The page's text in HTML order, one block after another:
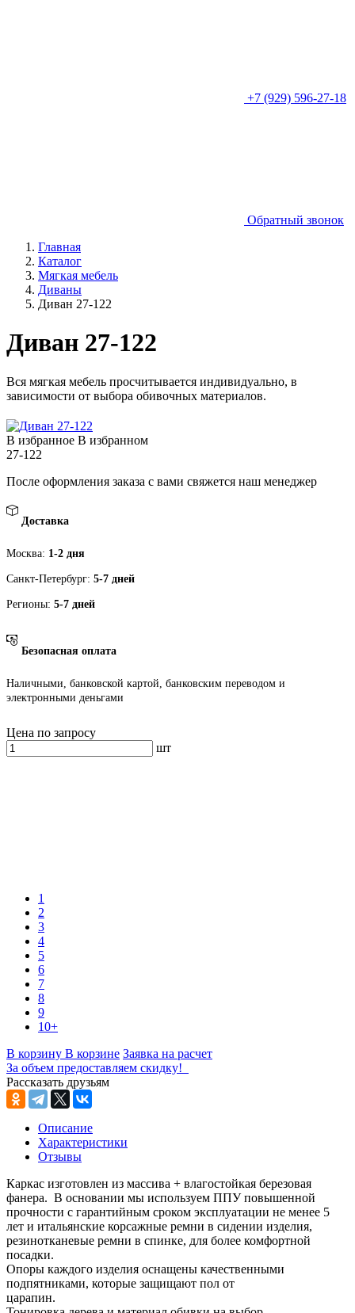
+7 (929) 596-27-18
Обратный звонок
Главная
Каталог
Мягкая мебель
Диваны
Диван 27-122
Диван 27-122
Вся мягкая мебель просчитывается индивидуально, в
зависимости от выбора обивочных материалов.
В избранное В избранном
27-122
После оформления заказа с вами свяжется наш менеджер
Доставка
Москва: 1-2 дня
Санкт-Петербург: 5-7 дней
Регионы: 5-7 дней
Безопасная оплата
Наличными, банковской картой, банковским переводом и
электронными деньгами
Цена по запросу
шт
1
2
3
4
5
6
7
8
9
10+
В корзину В корзине Заявка на расчет
За объем предоставляем скидку!
Рассказать друзьям
Описание
Характеристики
Отзывы
Каркас изготовлен из массива + влагостойкая березовая
фанера. В основании мы используем ППУ повышенной
прочности с гарантийным сроком эксплуатации не менее 5
лет и итальянские корсажные ремни в сидении изделия,
резинотканевые ремни в спинке, для более комфортной
посадки.
Опоры каждого изделия оснащены качественными
подпятниками, которые защищают пол от
царапин.